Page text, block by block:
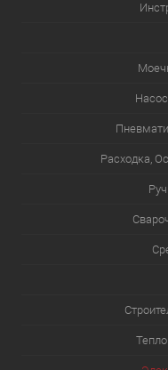
Расходка,